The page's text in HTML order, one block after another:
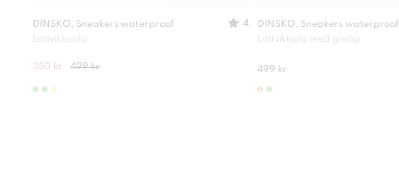
DINSKO, Sneakers waterproof
4
Lättviktssula
350 kr 499 kr
DINSKO, Sneakers waterproof
Lättviktsula med grepp
499 kr